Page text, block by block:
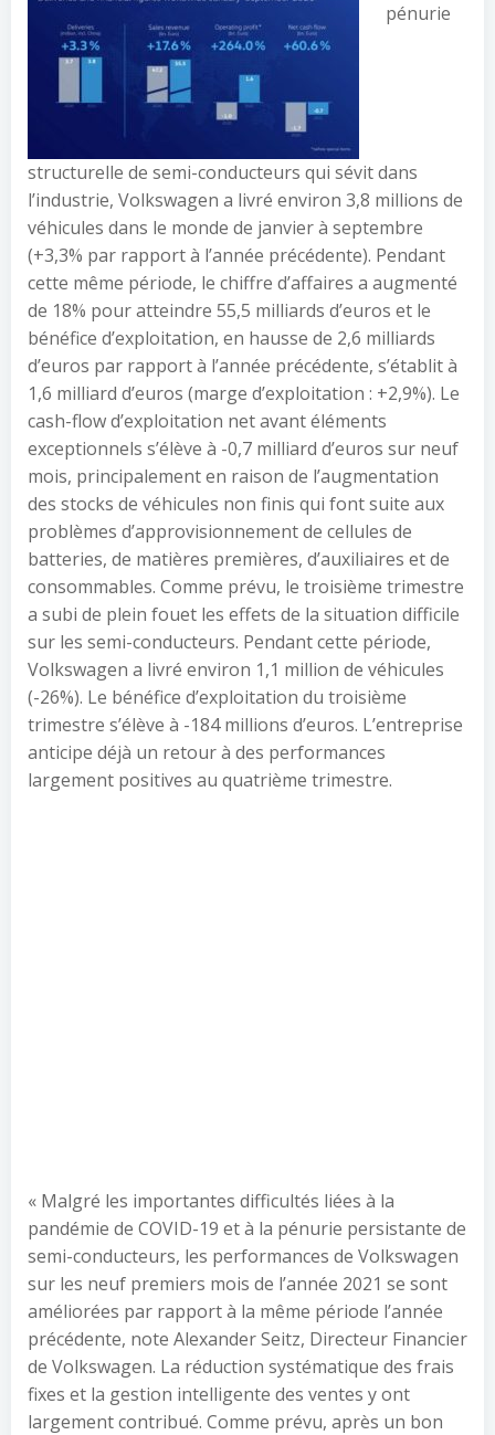
pénurie
structurelle de semi-conducteurs qui sévit dans
l’industrie, Volkswagen a livré environ 3,8 millions de
véhicules dans le monde de janvier à septembre
(+3,3% par rapport à l’année précédente). Pendant
cette même période, le chiffre d’affaires a augmenté
de 18% pour atteindre 55,5 milliards d’euros et le
bénéfice d’exploitation, en hausse de 2,6 milliards
d’euros par rapport à l’année précédente, s’établit à
1,6 milliard d’euros (marge d’exploitation : +2,9%). Le
cash-flow d’exploitation net avant éléments
exceptionnels s’élève à -0,7 milliard d’euros sur neuf
mois, principalement en raison de l’augmentation
des stocks de véhicules non finis qui font suite aux
problèmes d’approvisionnement de cellules de
batteries, de matières premières, d’auxiliaires et de
consommables. Comme prévu, le troisième trimestre
a subi de plein fouet les effets de la situation difficile
sur les semi-conducteurs. Pendant cette période,
Volkswagen a livré environ 1,1 million de véhicules
(-26%). Le bénéfice d’exploitation du troisième
trimestre s’élève à -184 millions d’euros. L’entreprise
anticipe déjà un retour à des performances
largement positives au quatrième trimestre.
« Malgré les importantes difficultés liées à la
pandémie de COVID-19 et à la pénurie persistante de
semi-conducteurs, les performances de Volkswagen
sur les neuf premiers mois de l’année 2021 se sont
améliorées par rapport à la même période l’année
précédente, note Alexander Seitz, Directeur Financier
de Volkswagen. La réduction systématique des frais
fixes et la gestion intelligente des ventes y ont
largement contribué. Comme prévu, après un bon